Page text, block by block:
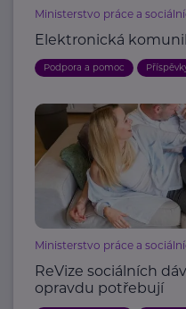
Ministerstvo práce a
Elektronická
Podpora a pomoc
Ministerstvo práce a
ReVize sociálních
opravdu potřebují